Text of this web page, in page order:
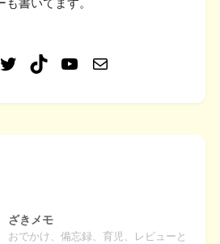
書いてます。
ざきメモ
おでかけ、備忘録、育児、レビューと